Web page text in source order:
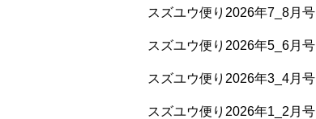
スズユウ便り2026年7_8月号
スズユウ便り2026年5_6月号
スズユウ便り2026年3_4月号
スズユウ便り2026年1_2月号